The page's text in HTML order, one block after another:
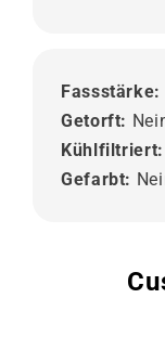
Fassstärke:
Getorft:
Gefarbt: